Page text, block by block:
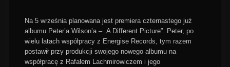
Na 5 września planowana jest premiera czternastego już
albumu Peter’a Wilson’a – „A Different Picture”. Peter, po
wielu latach współpracy z Energise Records , tym razem
postawił przy produkcji swojego nowego albumu na
współpracę z Rafałem Lachmirowiczem i jego